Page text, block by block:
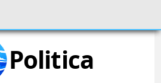
Politica